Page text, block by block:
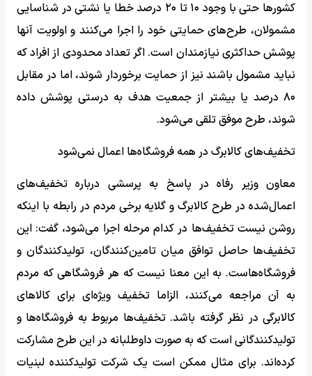
کشورها حتی با وجود ۱۰ تا ۲۰ درصد خطا یا نشتی در شناسایی
مشمولان، طرح‌های حمایتی خود را اجرا می‌کنند و اولویت آنها
پوشش حداکثری نیازمندان است. اگر تعداد محدودی از افراد که
نباید مشمول باشند نیز از حمایت برخوردار شوند، اما در مقابل
۸۰ درصد یا بیشتر از جمعیت هدف به درستی پوشش داده
شوند، طرح موفق تلقی می‌شود.
تخفیف‌های کالابرگ در همه فروشگاه‌ها اعمال نمی‌شود
معاون وزیر رفاه در پاسخ به پرسشی درباره تخفیف‌های
اعمال‌شده در طرح کالابرگ و گلایه برخی مردم در رابطه با اینکه
روشن نیست تخفیف‌ها در کدام مرحله اجرا می‌شود، گفت: این
تخفیف‌ها حاصل توافق میان تامین‌کنندگان، تولیدکنندگان و
فروشگاه‌هاست. به این معنا نیست که هر فروشگاهی که مردم
به آن مراجعه می‌کنند، الزاما تخفیف ویژه‌ای برای کالاهای
کالابرگی در نظر گرفته باشد. تخفیف‌ها مربوط به فروشگاه‌ها و
تولیدکنندگانی است که به صورت داوطلبانه در این طرح مشارکت
کرده‌اند. برای مثال ممکن است یک شرکت تولیدکننده لبنیات